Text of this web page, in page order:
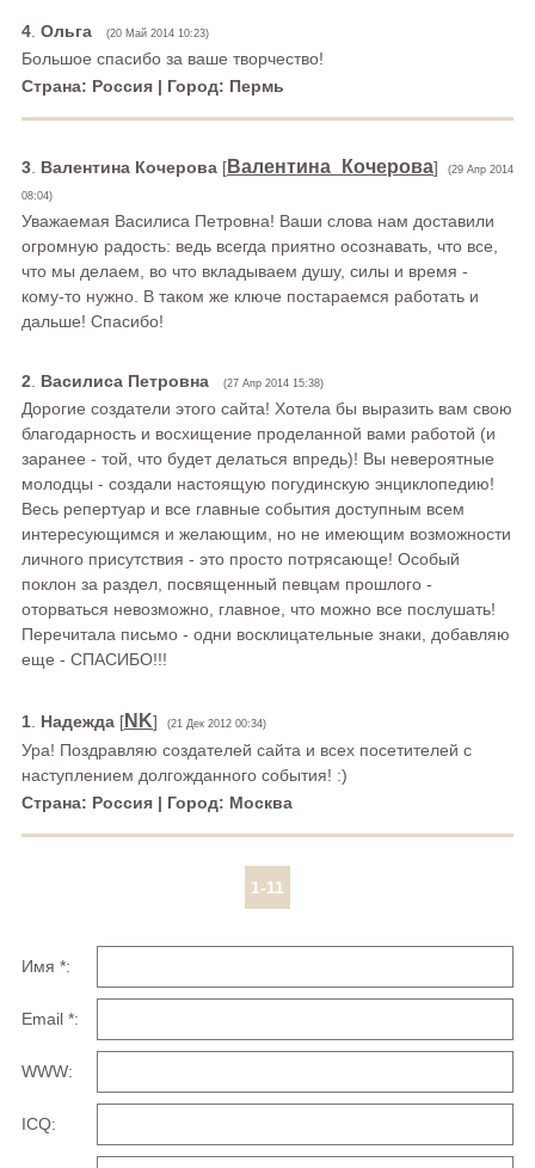
4 Ольга (20 Май 2014 10:23)
Большое спасибо за ваше творчество!
Страна: Россия | Город: Пермь
3 Валентина Кочерова [Валентина_Кочерова] (29 Апр 2014
08:04)
Уважаемая Василиса Петровна! Ваши слова нам доставили
огромную радость: ведь всегда приятно осознавать, что все,
что мы делаем, во что вкладываем душу, силы и время -
кому-то нужно. В таком же ключе постараемся работать и
дальше! Спасибо!
2 Василиса Петровна (27 Апр 2014 15:38)
Дорогие создатели этого сайта! Хотела бы выразить вам свою
благодарность и восхищение проделанной вами работой (и
заранее - той, что будет делаться впредь)! Вы невероятные
молодцы - создали настоящую погудинскую энциклопедию!
Весь репертуар и все главные события доступным всем
интересующимся и желающим, но не имеющим возможности
личного присутствия - это просто потрясающе! Особый
поклон за раздел, посвященный певцам прошлого -
оторваться невозможно, главное, что можно все послушать!
Перечитала письмо - одни восклицательные знаки, добавляю
еще - СПАСИБО!!!
1 Надежда [NK] (21 Дек 2012 00:34)
Ура! Поздравляю создателей сайта и всех посетителей с
наступлением долгожданного события! :)
Страна: Россия | Город: Москва
1-11
Имя *:
Email *:
WWW:
ICQ: